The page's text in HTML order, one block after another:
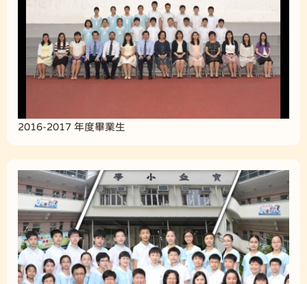
2016-2017 年度畢業生